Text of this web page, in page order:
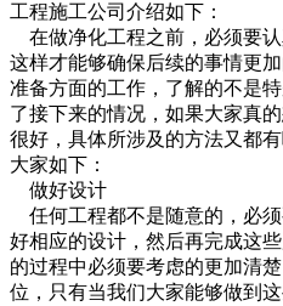
工程施工公司介绍如下：
在做净化工程之前，必须要认
这样才能够确保后续的事情更
准备方面的工作，了解的不是
了接下来的情况，如果大家真
很好，具体所涉及的方法又都
大家如下：
做好设计
任何工程都不是随意的，必
好相应的设计，然后再完成这
的过程中必须要考虑的更加清
位，只有当我们大家能够做到